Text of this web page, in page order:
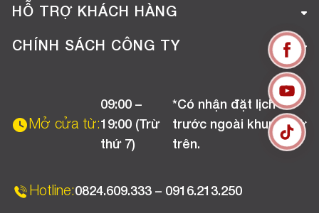
Giới thiệu công ty
Tuyển dụng
HỖ TRỢ KHÁCH HÀNG
Hướng dẫn mua hàng online
Chương trình khuyến mãi
CHÍNH SÁCH CÔNG TY
Chính sách bảo hành
Mở cửa từ:
09:00 –
19:00 (Trừ
thứ 7)
*Có nhận đặt lịch
trước ngoài khung giờ
trên.
Hotline:0824.609.333 – 0916.213.250